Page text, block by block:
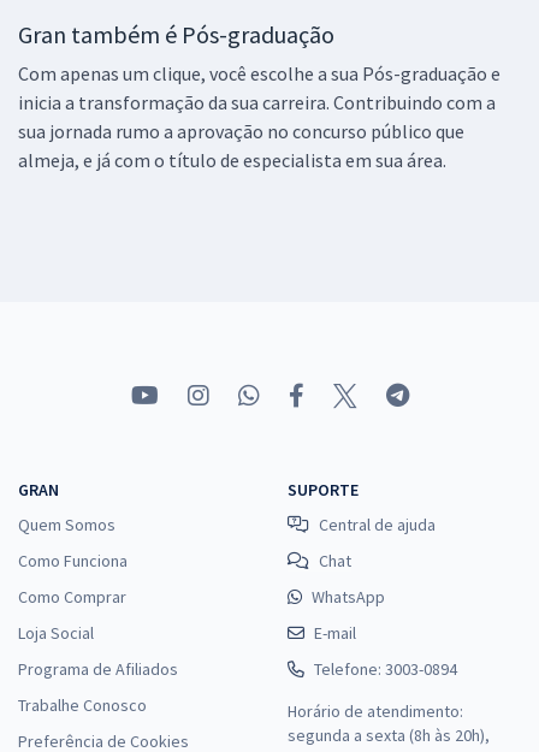
Gran também é Pós-graduação
Com apenas um clique, você escolhe a sua Pós-graduação e
inicia a transformação da sua carreira. Contribuindo com a
sua jornada rumo a aprovação no concurso público que
almeja, e já com o título de especialista em sua área.
GRAN
Quem Somos
Como Funciona
Como Comprar
Loja Social
Programa de Afiliados
Trabalhe Conosco
Preferência de Cookies
SUPORTE
Central de ajuda
Chat
WhatsApp
E-mail
Telefone: 3003-0894
Horário de atendimento:
segunda a sexta (8h às 20h),